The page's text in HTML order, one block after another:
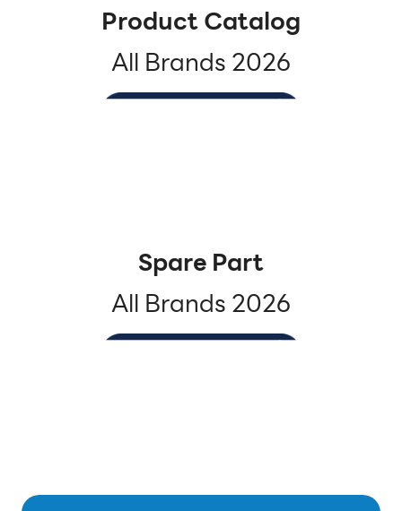
Product Catalog
All Brands 2026
Spare Part
All Brands 2026